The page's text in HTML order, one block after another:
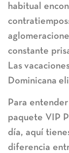
habitual
constante
Las
Dominicana
Para
paquete VIP
día, aquí
diferencia